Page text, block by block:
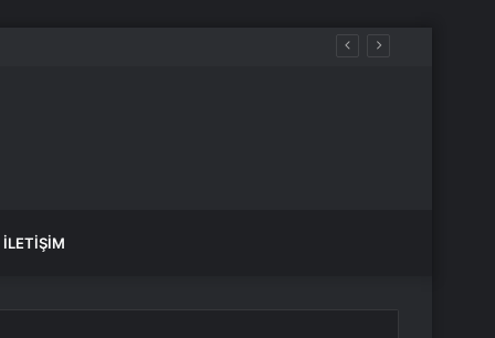
İLETIŞIM